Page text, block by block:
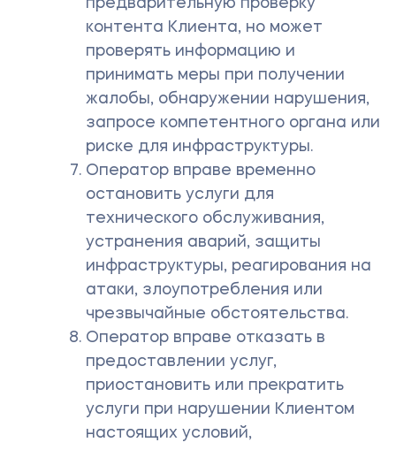
предварительную проверку
контента Клиента, но может
проверять информацию и
принимать меры при получении
жалобы, обнаружении нарушения,
запросе компетентного органа или
риске для инфраструктуры.
Оператор вправе временно
остановить услуги для
технического обслуживания,
устранения аварий, защиты
инфраструктуры, реагирования на
атаки, злоупотребления или
чрезвычайные обстоятельства.
Оператор вправе отказать в
предоставлении услуг,
приостановить или прекратить
услуги при нарушении Клиентом
настоящих условий,